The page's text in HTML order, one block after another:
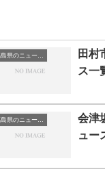
福島県のニュース一覧
田村
ス一
福島県のニュース一覧
会津
ュー